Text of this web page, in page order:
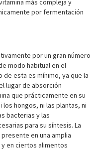
más compleja y
por fermentación
por un gran número
modo habitual en el
esta es mínimo, ya que la
lugar de absorción
que prácticamente en su
hongos, ni las plantas, ni
bacterias y las
para su síntesis. La
en una amplia
en ciertos alimentos